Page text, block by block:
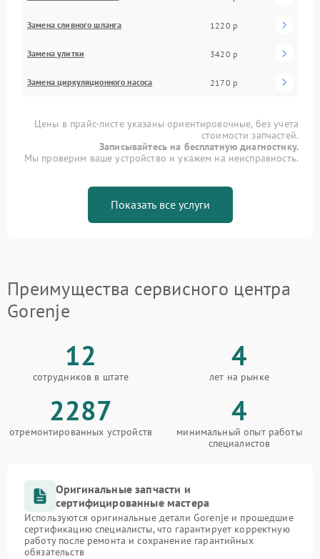
Замена сливного шланга 1220 р
Замена улитки 3420 р
Замена циркуляционного насоса 2170 р
Цены в прайс-листе указаны ориентировочные, без учета
стоимости запчастей.
Записывайтесь на бесплатную диагностику.
Мы проверим ваше устройство и укажем на неисправность.
Показать все услуги
Преимущества сервисного центра
Gorenje
12
сотрудников в штате
4
лет на рынке
2287
отремонтированных устройств
4
минимальный опыт работы
специалистов
Оригинальные запчасти и
сертифицированные мастера
Используются оригинальные детали Gorenje и прошедшие
сертификацию специалисты, что гарантирует корректную
работу после ремонта и сохранение гарантийных
обязательств